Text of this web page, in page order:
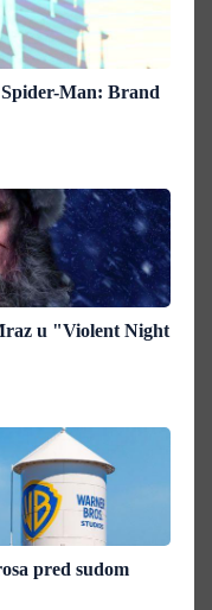
Man: Brand
u "Violent Night
pred sudom